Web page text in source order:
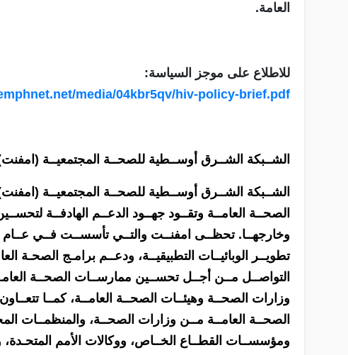
العامة.
للاطلاع على موجز السياسة:
media/04kbr5qv/hiv-policy-brief.pdf
الشــبكة الشــرق أوســطية للصحــة المجتمعيــة
الشــبكة الشــرق أوســطية للصحــة المجتمعيــة
الصحــة العامــة وتقــود جهــود الدعــم الهادفــة
تطويــر الوبائيــات التطبيقيــة، ودعــم برامـج الصحـة
التواصــل مــن أجــل تحســين ممارســات الصحــة
وزارات الصحــة وهيئــات الصحــة العامــة، كمــا
الصحــة العامــة مــن وزارات الصحــة، والمنظمــات
ومؤسســات القطــاع الخــاص، ووكالات الأمم